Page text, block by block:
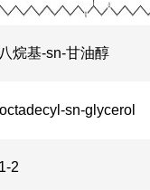
烷基-sn-甘油醇
sn-glycerol
2